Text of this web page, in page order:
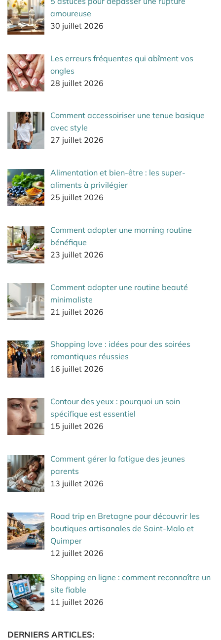
amoureuse
30 juillet 2026
Les erreurs fréquentes qui abîment vos
ongles
28 juillet 2026
Comment accessoiriser une tenue basique
avec style
27 juillet 2026
Alimentation et bien-être : les super-
aliments à privilégier
25 juillet 2026
Comment adopter une morning routine
bénéfique
23 juillet 2026
Comment adopter une routine beauté
minimaliste
21 juillet 2026
Shopping love : idées pour des soirées
romantiques réussies
16 juillet 2026
Contour des yeux : pourquoi un soin
spécifique est essentiel
15 juillet 2026
Comment gérer la fatigue des jeunes
parents
13 juillet 2026
Road trip en Bretagne pour découvrir les
boutiques artisanales de Saint-Malo et
Quimper
12 juillet 2026
Shopping en ligne : comment reconnaître un
site fiable
11 juillet 2026
DERNIERS ARTICLES: